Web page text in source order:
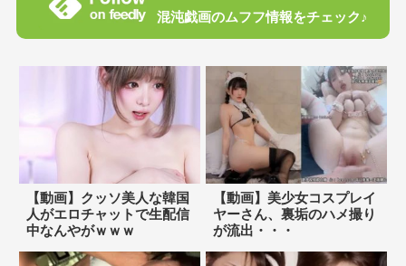
混沌戯画のムフフ情報をチェック♪
【動画】クッソ美人な韓国
人がエロチャットで生配信
中なんやがｗｗｗ
【動画】美少女コスプレイ
ヤーさん、裏垢のハメ撮り
が流出・・・